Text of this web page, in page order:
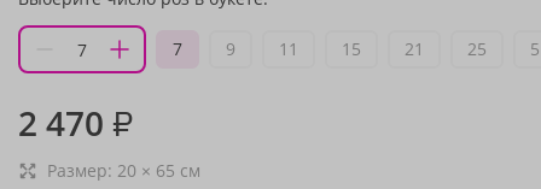
7 9 11 15 21 25
2 470 ₽
Размер: 20 × 65 см